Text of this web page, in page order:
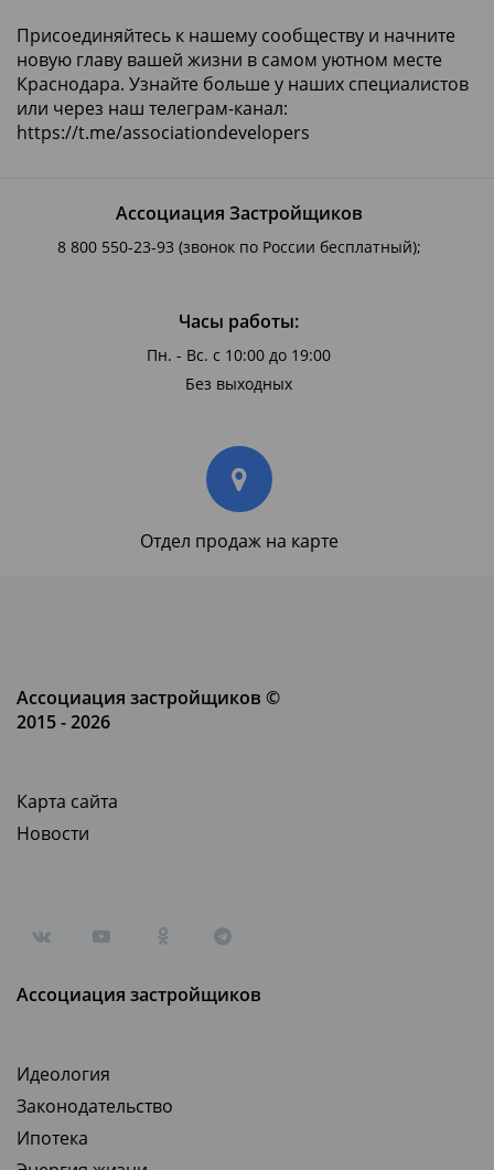
Присоединяйтесь к нашему сообществу и начните
новую главу вашей жизни в самом уютном месте
Краснодара. Узнайте больше у наших специалистов
или через наш телеграм-канал:
https://t.me/associationdevelopers
Ассоциация Застройщиков
8 800 550-23-93 (звонок по России бесплатный);
Часы работы:
Пн. - Вс. с 10:00 до 19:00
Без выходных
Отдел продаж на карте
Ассоциация застройщиков ©
2015 - 2026
Карта сайта
Новости
Ассоциация застройщиков
Идеология
Законодательство
Ипотека